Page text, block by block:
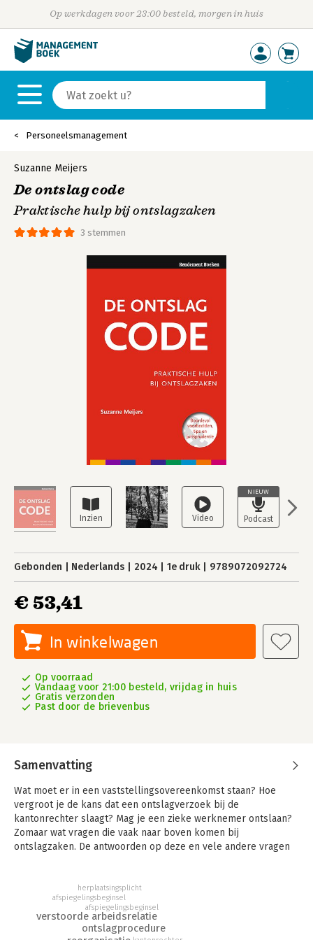
Op werkdagen voor 23:00 besteld, morgen in huis
Personeelsmanagement
NIEUW
3 stemmen
Suzanne Meijers
De ontslag code
Praktische hulp bij ontslagzaken
Gebonden Nederlands 2024 1e druk 9789072092724
€ 53,41
In winkelwagen
Op voorraad
Vandaag voor 21:00 besteld, vrijdag in huis
Gratis verzonden
Past door de brievenbus
Samenvatting
Wat moet er in een vaststellingsovereenkomst staan? Hoe
vergroot je de kans dat een ontslagverzoek bij de
kantonrechter slaagt? Mag je een zieke werknemer ontslaan?
Zomaar wat vragen die vaak naar boven komen bij
ontslagzaken. De antwoorden op deze en vele andere vragen
van werknemers.
Want het arbeidsrecht is soms best ondoorgrondelijk. De
wetteksten geven niet altijd uitsluitsel of blijven soms vaag.
ontslagprocedure
verstoorde arbeidsrelatie
afspiegelingsbeginsel
afspiegelingsbeginsel
herplaatsingsplicht